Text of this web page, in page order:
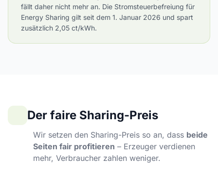
fällt daher nicht mehr an. Die Stromsteuerbefreiung für
Energy Sharing gilt seit dem 1. Januar 2026 und spart
zusätzlich 2,05 ct/kWh.
Der faire Sharing-Preis
Wir setzen den Sharing-Preis so an, dass beide
Seiten fair profitieren – Erzeuger verdienen
mehr, Verbraucher zahlen weniger.